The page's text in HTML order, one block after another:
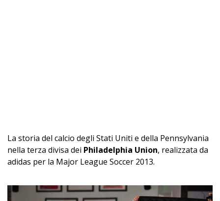
La storia del calcio degli Stati Uniti e della Pennsylvania
nella terza divisa dei Philadelphia Union, realizzata da
adidas per la Major League Soccer 2013.